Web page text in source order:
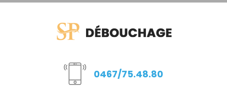
0467/75.48.80